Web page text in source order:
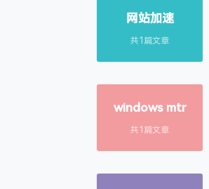
网站加速
共1篇文章
windows mtr
共1篇文章